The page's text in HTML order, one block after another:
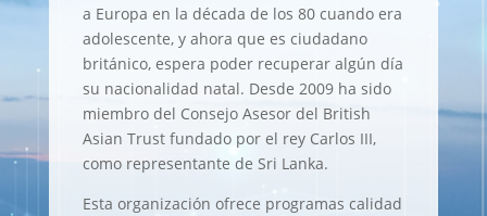
a Europa en la década de los 80 cuando era
adolescente, y ahora que es ciudadano
británico, espera poder recuperar algún día
su nacionalidad natal. Desde 2009 ha sido
miembro del Consejo Asesor del British
Asian Trust fundado por el rey Carlos III,
como representante de Sri Lanka.
Esta organización ofrece programas calidad